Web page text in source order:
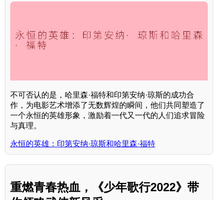
不可否认的是，哈里森·福特和印第安纳·琼斯的成功合
作，为电影艺术增添了无数辉煌的瞬间，他们共同塑造了
一个永恒的英雄形象，激励着一代又一代的人们追求冒险
与真理。
永恒的英雄：印第安纳·琼斯和哈里森·福特
重燃青春热血，《少年歌行2022》带